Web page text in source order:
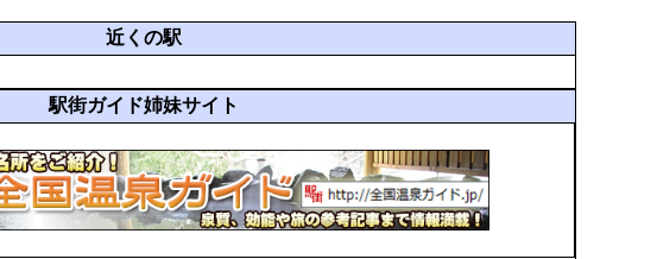
近くの駅
駅街ガイド姉妹サイト